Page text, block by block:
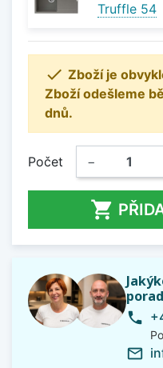
Truffle 54
 Zboží je
Zboží odešleme
dnů.
Počet −

phone
mail_outline